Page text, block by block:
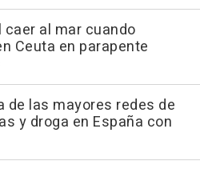
caer al mar cuando
Ceuta en parapente
de las mayores redes de
y droga en España con